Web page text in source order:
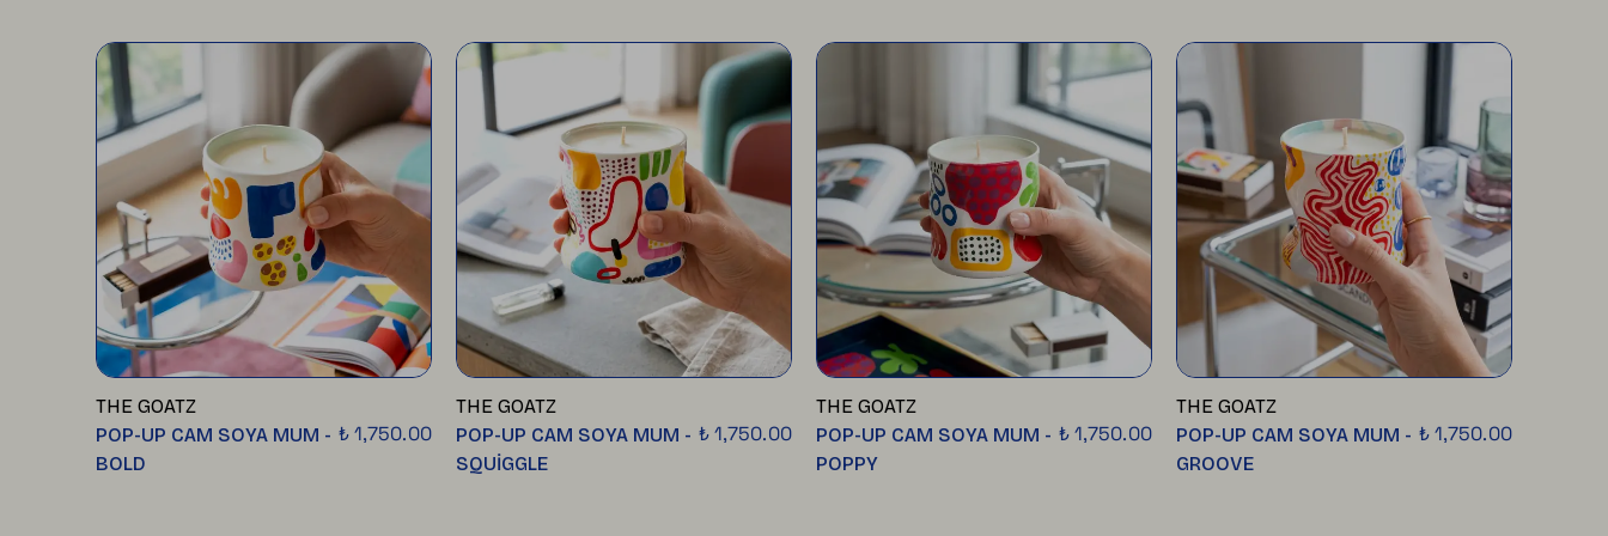
THE GOATZ
POP-UP CAM SOYA MUM -
BOLD
₺ 1,750.00
THE GOATZ
POP-UP CAM SOYA MUM -
SQUİGGLE
₺ 1,750.00
THE GOATZ
POP-UP CAM SOYA MUM -
POPPY
₺ 1,750.00
THE GOATZ
POP-UP CAM SOYA MUM -
GROOVE
₺ 1,750.00